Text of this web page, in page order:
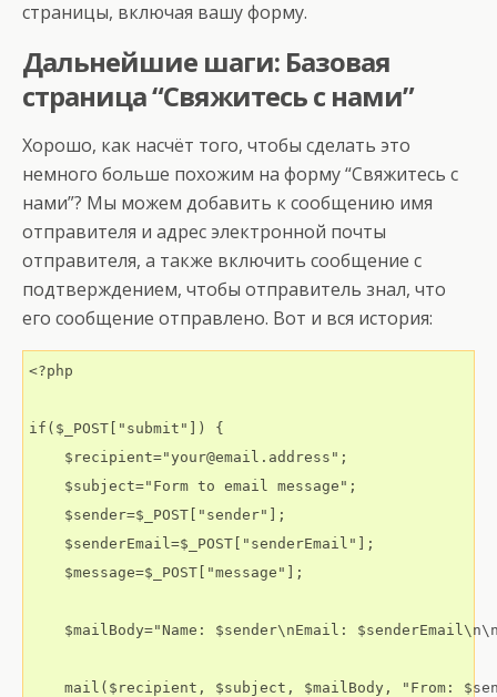
страницы, включая вашу форму.
Дальнейшие шаги: Базовая
страница “Свяжитесь с нами”
Хорошо, как насчёт того, чтобы сделать это
немного больше похожим на форму “Свяжитесь с
нами”? Мы можем добавить к сообщению имя
отправителя и адрес электронной почты
отправителя, а также включить сообщение с
подтверждением, чтобы отправитель знал, что
его сообщение отправлено. Вот и вся история:
<?php
if($_POST["submit"]) {
    $recipient="your@email.address";
    $subject="Form to email message";
    $sender=$_POST["sender"];
    $senderEmail=$_POST["senderEmail"];
    $message=$_POST["message"];
$mailBody="Name: $sender\nEmail:
mail($recipient, $subject, $mailBody, "From: